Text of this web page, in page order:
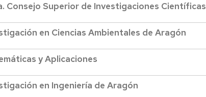
Consejo Superior de Investigaciones Científicas
en Ciencias Ambientales de Aragón
y Aplicaciones
en Ingeniería de Aragón